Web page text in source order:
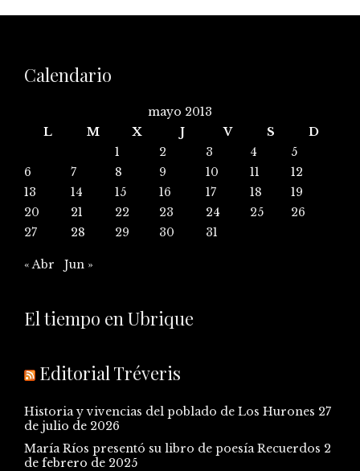
Calendario
mayo 2013
L
M X J V S
D
1
2 3 4
5
6
7 8 9 10 11
12
13
14 15 16 17 18
19
20
21 22 23 24 25
26
27
28 29 30 31
« Abr Jun »
El tiempo en Ubrique
Editorial Tréveris
Historia y vivencias del poblado de Los Hurones 27
de julio de 2026
María Ríos presentó su libro de poesía Recuerdos 2
de febrero de 2025